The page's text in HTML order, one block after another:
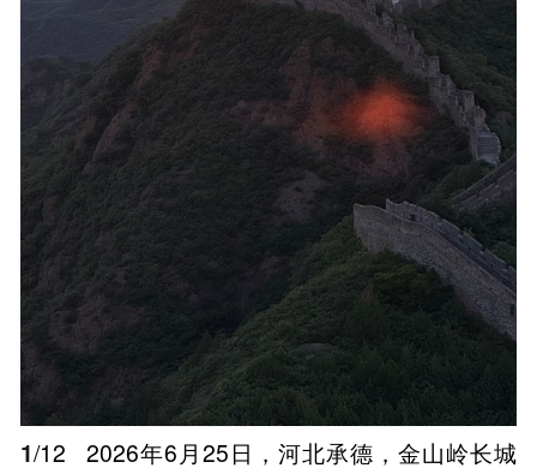
1/12
2026年6月25日，河北承德，金山岭长城